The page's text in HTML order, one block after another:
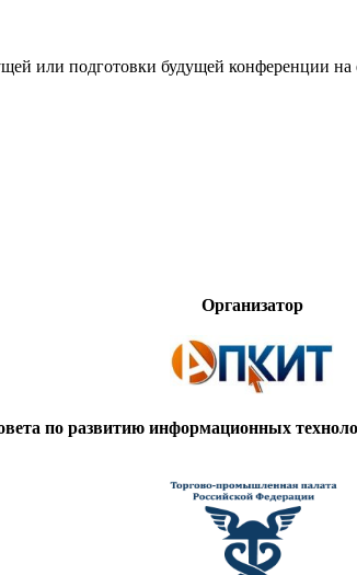
или подготовки будущей конференции на
Организатор
по развитию информационных